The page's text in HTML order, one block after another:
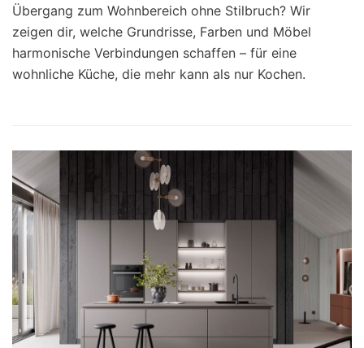
Übergang zum Wohnbereich ohne Stilbruch? Wir
zeigen dir, welche Grundrisse, Farben und Möbel
harmonische Verbindungen schaffen – für eine
wohnliche Küche, die mehr kann als nur Kochen.